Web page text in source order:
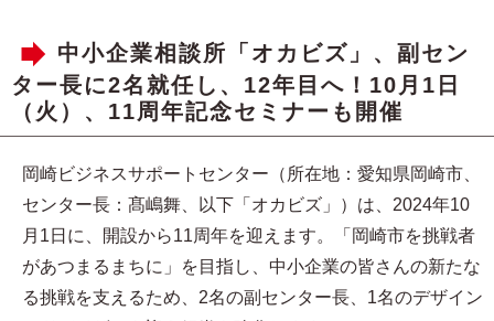
中小企業相談所「オカビズ」、副セン
ター長に2名就任し、12年目へ！10月1日
（火）、11周年記念セミナーも開催
岡崎ビジネスサポートセンター（所在地：愛知県岡崎市、
センター長：髙嶋舞、以下「オカビズ」）は、2024年10
月1日に、開設から11周年を迎えます。「岡崎市を挑戦者
があつまるまちに」を目指し、中小企業の皆さんの新たな
る挑戦を支えるため、2名の副センター長、1名のデザイン